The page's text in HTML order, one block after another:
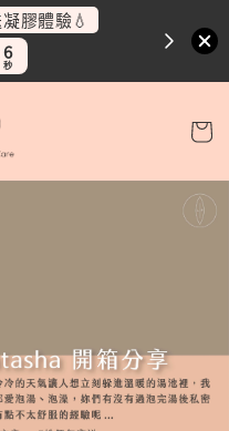
膠體驗💧
5
秒